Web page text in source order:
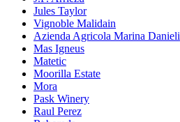
Jules Taylor
Vignoble Malidain
Azienda Agricola Marina Danieli
Mas Igneus
Matetic
Moorilla Estate
Mora
Pask Winery
Raul Perez